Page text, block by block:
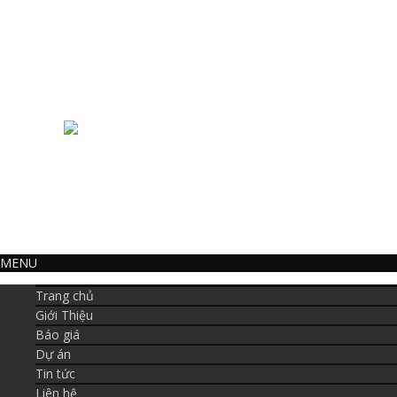
MENU
Trang chủ
Giới Thiệu
Báo giá
Dự án
Tin tức
Liên hệ